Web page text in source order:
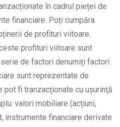
în cadrul pieței de
financiare. Poți cumpăra
de profituri viitoare.
profituri viitoare sunt
de factori denumiți factori
sunt reprezentate de
fi tranzacționate cu ușurinţă
valori mobiliare (acțiuni,
instrumente financiare derivate